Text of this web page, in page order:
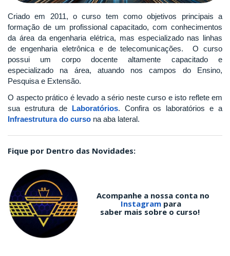
Criado em 2011, o curso tem como objetivos principais a
formação de um profissional capacitado, com conhecimentos
da área da engenharia elétrica, mas especializado nas linhas
de engenharia eletrônica e de telecomunicações. O curso
possui um corpo docente altamente capacitado e
especializado na área, atuando nos campos do Ensino,
Pesquisa e Extensão.
O aspecto prático é levado a sério neste curso e isto reflete em
sua estrutura de Laboratórios. Confira os laboratórios e a
Infraestrutura do curso na aba lateral.
Fique por Dentro das Novidades:
Acompanhe a nossa conta no
Instagrampara
saber mais sobre o curso!